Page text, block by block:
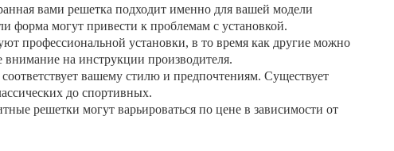
вами решетка подходит именно для вашей модели
форма могут привести к проблемам с установкой.
профессиональной установки, в то время как другие можно
внимание на инструкции производителя.
вашему стилю и предпочтениям. Существует
до спортивных.
решетки могут варьироваться по цене в зависимости от